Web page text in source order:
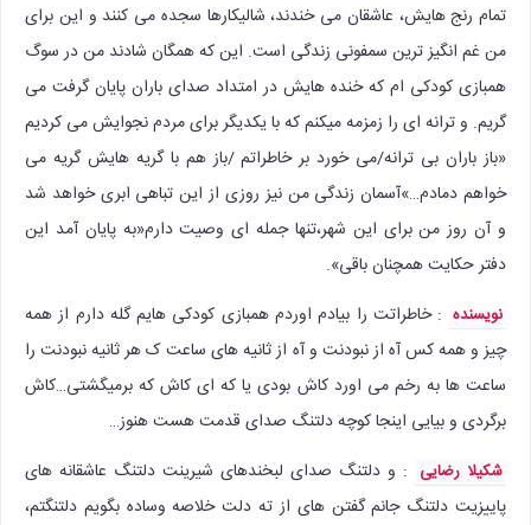
تمام رنج هایش، عاشقان می خندند، شالیکارها سجده می کنند و این برای
من غم انگیز ترین سمفونی زندگی است. این که همگان شادند من در سوگ
همبازی کودکی ام که خنده هایش در امتداد صدای باران پایان گرفت می
گریم. و ترانه ای را زمزمه میکنم که با یکدیگر برای مردم نجوایش می کردیم
«باز باران بی ترانه/می خورد بر خاطراتم /باز هم با گریه هایش گریه می
خواهم دمادم…»آسمان زندگی من نیز روزی از این تباهی ابری خواهد شد
و آن روز من برای این شهر،تنها جمله ای وصیت دارم«به پایان آمد این
دفتر حکایت همچنان باقی».
نویسنده : خاطراتت را بیادم اوردم همبازی کودکی هایم گله دارم از همه
چیز و همه کس آه از نبودنت و آه از ثانیه های ساعت ک هر ثانیه نبودنت را
ساعت ها به رخم می اورد کاش بودی یا که ای کاش که برمیگشتی…کاش
برگردی و بیایی اینجا کوچه دلتنگ صدای قدمت هست هنوز…
شکیلا رضایی : و دلتنگ صدای لبخندهای شیرینت دلتنگ عاشقانه های
پاییزیت دلتنگ جانم گفتن های از ته دلت خلاصه وساده بگویم دلتنگتم،